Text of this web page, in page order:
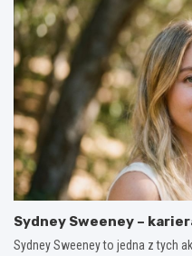
Sydney Sweeney –
Sydney Sweeney to jedna z tych